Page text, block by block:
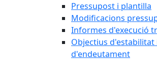
Pressupost i plantilla
Modificacions
Informes d'execució
Objectius d'estabilitat
d'endeutament